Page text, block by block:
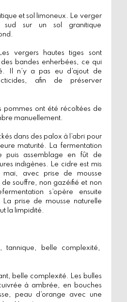
et sol limoneux. Le verger
sud sur un sol granitique
vergers hautes tiges sont
bandes enherbées, ce qui
Il n’y a pas eu d’ajout de
afin de préserver
pommes ont été récoltées de
manuellement.
dans des palox à l’abri pour
maturité. La fermentation
puis assemblage en fût de
indigènes. Le cidre est mis
mai, avec prise de mousse
de souffre, non gazéifié et non
s’opère ensuite
La prise de mousse naturelle
la limpidité.
tannique, belle complexité,
belle complexité. Les bulles
à ambrée, en bouches
peau d’orange avec une